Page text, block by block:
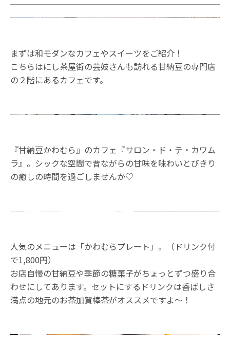
まずは和モダンなカフェやスイーツをご紹介！
こちらはにし茶屋街の芸妓さんも訪れる甘納豆の専門店
の２階にあるカフェです。
『甘納豆かわむら』のカフェ『サロン・ド・テ・カワム
ラ』。シックな空間で昔ながらの甘味を味わいとびきり
の癒しの時間を過ごしませんか♡
人気のメニューは「かわむらプレート」。（ドリンク付
で1,800円）
お店自慢の甘納豆や季節の糖菓子がちょっとずつ盛り合
わせにしてあります。セットにするドリンクは香ばしさ
満点の地元のお茶加賀棒茶がオススメですよ～！